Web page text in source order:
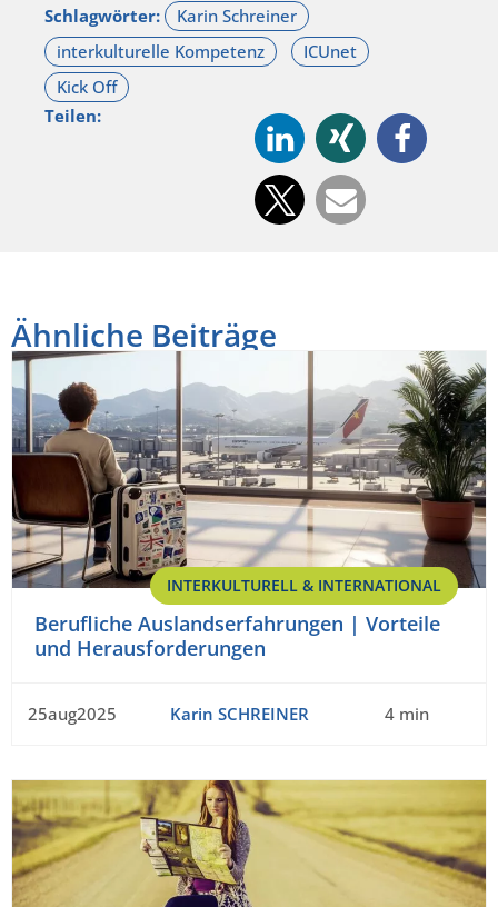
Schlagwörter:
Teilen:
Ähnliche Beiträge
INTERKULTURELL & INTERNATIONAL
Berufliche Auslandserfahrungen | Vorteile
und Herausforderungen
25aug2025 Karin SCHREINER 4 min